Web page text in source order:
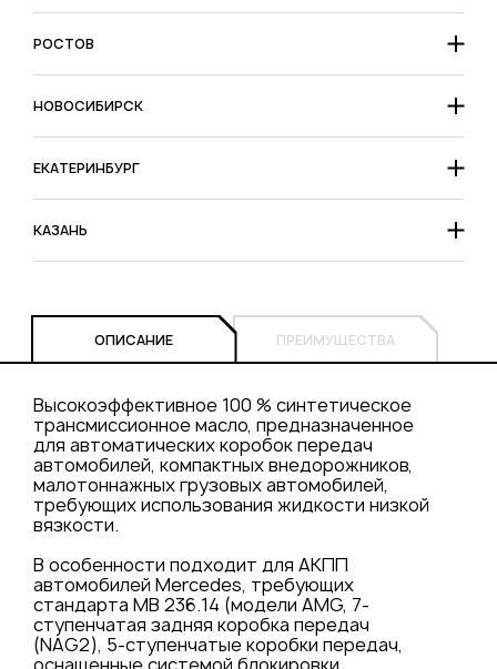
РОСТОВ
НОВОСИБИРСК
ЕКАТЕРИНБУРГ
КАЗАНЬ
ОПИСАНИЕ
Высокоэффективное 100 % синтетическое
трансмиссионное масло, предназначенное
для автоматических коробок передач
автомобилей, компактных внедорожников,
малотоннажных грузовых автомобилей,
требующих использования жидкости низкой
вязкости.
В особенности подходит для АКПП
автомобилей Mercedes, требующих
стандарта MB 236.14 (модели AMG, 7-
ступенчатая задняя коробка передач
(NAG2), 5-ступенчатые коробки передач,
ПРЕИМУЩЕСТВА